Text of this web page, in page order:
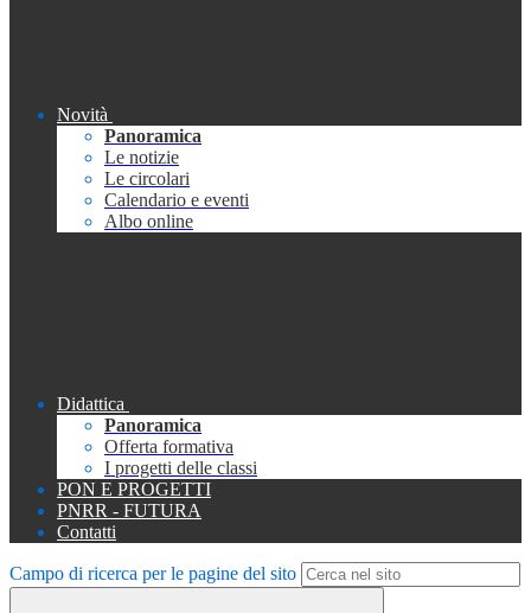
Novità
Panoramica
Le notizie
Le circolari
Calendario e eventi
Albo online
Didattica
Panoramica
Offerta formativa
I progetti delle classi
PON E PROGETTI
PNRR - FUTURA
Contatti
Campo di ricerca per le pagine del sito